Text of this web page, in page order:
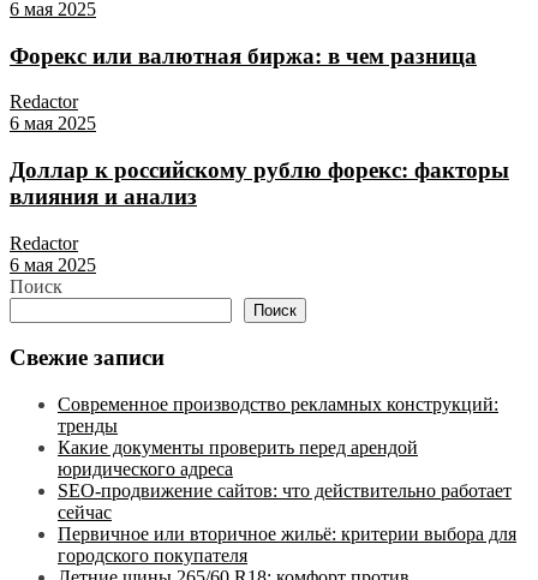
6 мая 2025
Форекс или валютная биржа: в чем разница
Redactor
6 мая 2025
Доллар к российскому рублю форекс: факторы
влияния и анализ
Redactor
6 мая 2025
Поиск
Поиск
Свежие записи
Современное производство рекламных конструкций:
тренды
Какие документы проверить перед арендой
юридического адреса
SEO-продвижение сайтов: что действительно работает
сейчас
Первичное или вторичное жильё: критерии выбора для
городского покупателя